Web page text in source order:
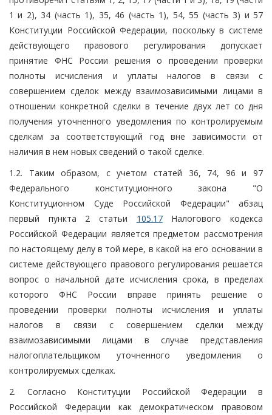
1 и 2), 34 (часть 1), 35, 46 (часть 1), 54, 55 (часть 3) и 57
Конституции Российской Федерации, поскольку в системе
действующего правового регулирования допускает
принятие ФНС России решения о проведении проверки
полноты исчисления и уплаты налогов в связи с
совершением сделок между взаимозависимыми лицами в
отношении конкретной сделки в течение двух лет со дня
получения уточненного уведомления по контролируемым
сделкам за соответствующий год вне зависимости от
наличия в нем новых сведений о такой сделке.
1.2. Таким образом, с учетом статей 36, 74, 96 и 97
Федерального конституционного закона "О
Конституционном Суде Российской Федерации" абзац
первый пункта 2 статьи 105.17Налогового кодекса
Российской Федерации является предметом рассмотрения
по настоящему делу в той мере, в какой на его основании в
системе действующего правового регулирования решается
вопрос о начальной дате исчисления срока, в пределах
которого ФНС России вправе принять решение о
проведении проверки полноты исчисления и уплаты
налогов в связи с совершением сделки между
взаимозависимыми лицами в случае представления
налогоплательщиком уточненного уведомления о
контролируемых сделках.
2. Согласно Конституции Российской Федерации в
Российской Федерации как демократическом правовом